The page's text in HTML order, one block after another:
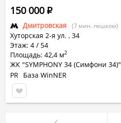
Дмитровская (7 мин. пешком)
Хуторская 2-я ул. , 34
Этаж: 4 / 54
Площадь: 42,4 м2
ЖК "SYMPHONY 34 (Симфони 34)"
150 000Р
PR База WinNER